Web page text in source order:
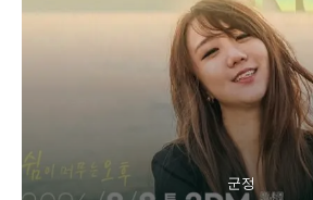
군정